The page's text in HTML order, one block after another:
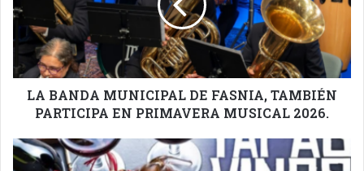
FASNIA,
TAMBIÉN
PARTICIPA
EN
PRIMAVERA
MUSICAL
2026.
LA BANDA MUNICIPAL DE FASNIA, TAMBIÉN
PARTICIPA EN PRIMAVERA MUSICAL 2026.
ABIERTA
LA